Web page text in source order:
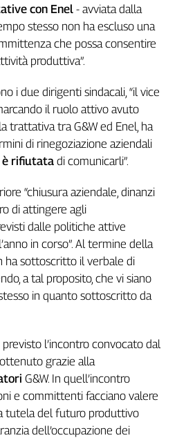
con Enel - avviata dalla
stesso non ha escluso una
che possa consentire
produttiva”.
i due dirigenti sindacali, “il vice
il ruolo attivo avuto
trattativa tra G&W ed Enel, ha
di rinegoziazione aziendali
è rifiutata di comunicarli”.
“chiusura aziendale, dinanzi
di attingere agli
dalle politiche attive
in corso”. Al termine della
ha sottoscritto il verbale di
a tal proposito, che vi siano
in quanto sottoscritto da
l’incontro convocato dal
grazie alla
G&W. In quell’incontro
e committenti facciano valere
tutela del futuro produttivo
dell’occupazione dei